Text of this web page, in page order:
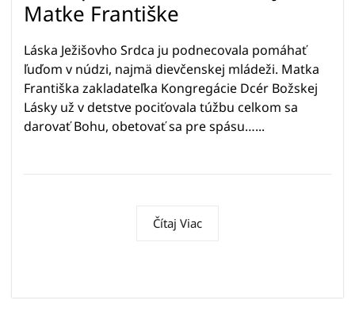
Matke Františke
Láska Ježišovho Srdca ju podnecovala pomáhať
ľuďom v núdzi, najmä dievčenskej mládeži. Matka
Františka zakladateľka Kongregácie Dcér Božskej
Lásky už v detstve pociťovala túžbu celkom sa
darovať Bohu, obetovať sa pre spásu…...
Čítaj Viac